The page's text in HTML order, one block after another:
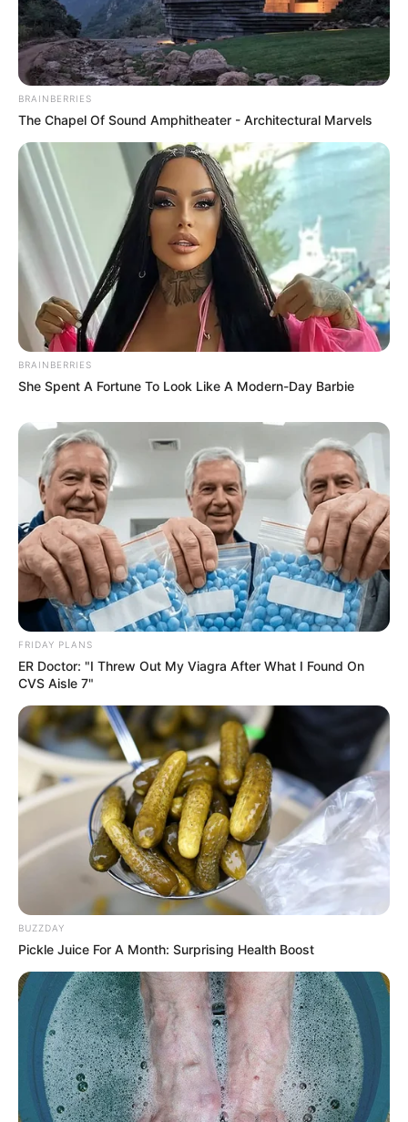
BRAINBERRIES
The Chapel Of Sound Amphitheater - Architectural Marvels
BRAINBERRIES
She Spent A Fortune To Look Like A Modern-Day Barbie
FRIDAY PLANS
ER Doctor: "I Threw Out My Viagra After What I Found On
CVS Aisle 7"
BUZZDAY
Pickle Juice For A Month: Surprising Health Boost